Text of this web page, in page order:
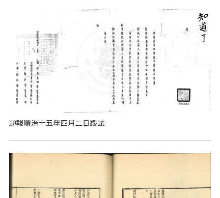
題報順治十五年四月二日殿試